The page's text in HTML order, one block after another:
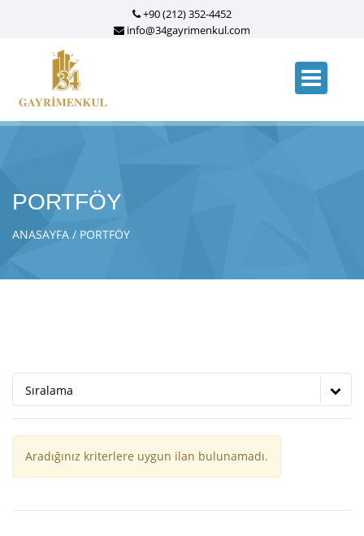
+90 (212) 352-4452
info@34gayrimenkul.com
PORTFÖY
ANASAYFA PORTFÖY
Sıralama
Aradığınız kriterlere uygun ilan bulunamadı.